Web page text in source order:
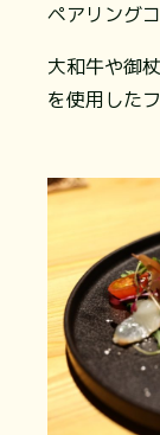
ペアリング
大和牛や御
を使用した